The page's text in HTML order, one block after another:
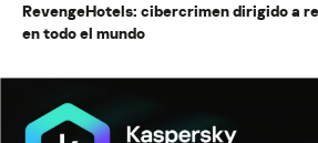
RevengeHotels: cibercrimen dirigido a
en todo el mundo